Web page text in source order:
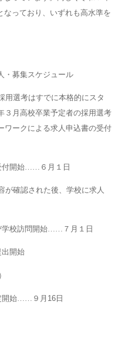
なっており、いずれも高水準を
・募集スケジュール
用選考はすでに本格的にスタ
３月高校卒業予定者の採用選考
ワークによる求人申込書の受付
付開始……６月１日
確認された後、学校に求人
学校訪問開始……７月１日
出開始
開始……９月 16 日